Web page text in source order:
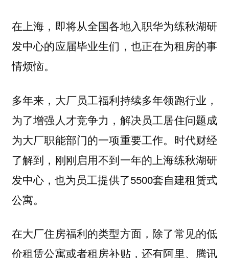
在上海，即将从全国各地入职华为练秋湖研
发中心的应届毕业生们，也正在为租房的事
情烦恼。
多年来，大厂员工福利持续多年领跑行业，
为了增强人才竞争力，解决员工居住问题成
为大厂职能部门的一项重要工作。时代财经
了解到，刚刚启用不到一年的上海练秋湖研
发中心，也为员工提供了5500套自建租赁式
公寓。
在大厂住房福利的类型方面，除了常见的低
价租赁公寓或者租房补贴，还有阿里、腾讯